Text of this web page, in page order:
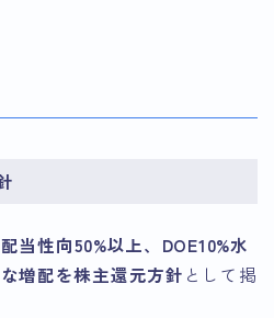
配当性向50%以上、DOE10%水
増配を株主還元方針 として掲